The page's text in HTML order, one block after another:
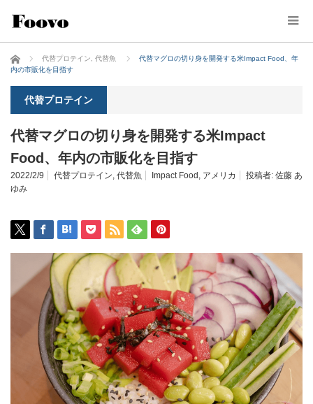
ホーム 代替プロテイン 代替魚
代替マグロの切り身を開発する米Impact Food、年
内の市販化を目指す
代替プロテイン
代替マグロの切り身を開発する米Impact
Food、年内の市販化を目指す
2022/2/9 代替プロテイン, 代替魚 Impact Food , アメリカ 投稿者: 佐藤 あ
ゆみ